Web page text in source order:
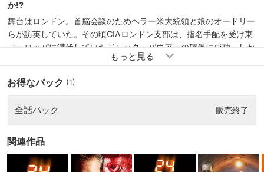
か!?
舞台はロンドン。首脳会談のためヘラー米大統領と娘のオードリー
らが訪英していた。その頃CIAロンドン支部は、指名手配を受け東
ヨーロッパに潜伏していたジャック・バウアーの確保に成功。しか
し捜査官のケイトは、彼が意図的に捕まったのではないかと疑う。
手に攻撃を開始。再び、ジャックの不眠不休の闘いが始まる!!
お得なパック (1)
全話パック 販売終了
関連作品